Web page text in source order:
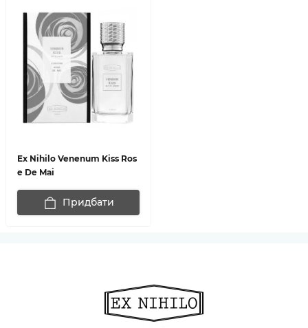
Ex Nihilo Venenum Kiss Ros
e De Mai
Придбати